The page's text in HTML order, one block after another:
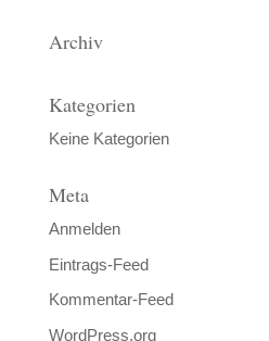
Archiv
Kategorien
Keine Kategorien
Meta
Anmelden
Eintrags-Feed
Kommentar-Feed
WordPress.org